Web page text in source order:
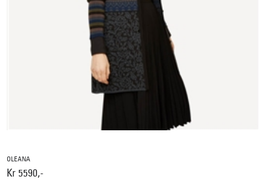
OLEANA
Kr 5590,-